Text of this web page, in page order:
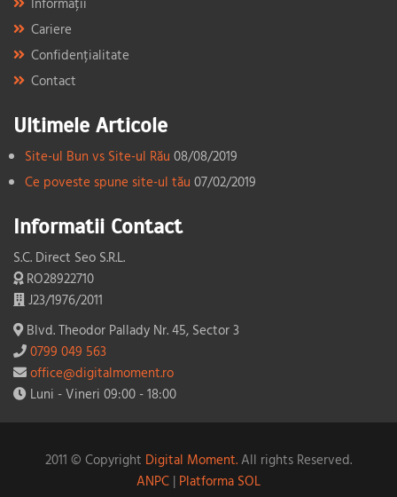
Cariere
Confidențialitate
Contact
Ultimele Articole
Site-ul Bun vs Site-ul Rău 08/08/2019
Ce poveste spune site-ul tău 07/02/2019
Informatii Contact
S.C. Direct Seo S.R.L.
RO28922710
J23/1976/2011
Blvd. Theodor Pallady Nr. 45, Sector 3
0799 049 563
office@digitalmoment.ro
Luni - Vineri 09:00 - 18:00
2011 © Copyright Digital Moment.All rights Reserved.
ANPC | Platforma SOL